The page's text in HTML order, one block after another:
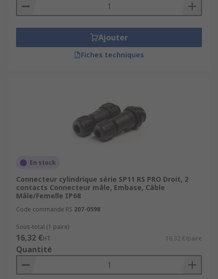
Ajouter
Fiches techniques
En stock
Connecteur cylindrique série SP11 RS PRO Droit, 2
contacts Connecteur mâle, Embase, Câble
Mâle/Femelle IP68
Code commande RS 207-0598
Sous-total (1 paire)
16,32 €HT 16,32 €/paire
Quantité